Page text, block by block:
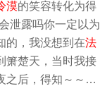
漠的笑容转化为得
泄露吗你一定以为
的，我没想到在法
箫楚天，当时我接
之后，得知～～…